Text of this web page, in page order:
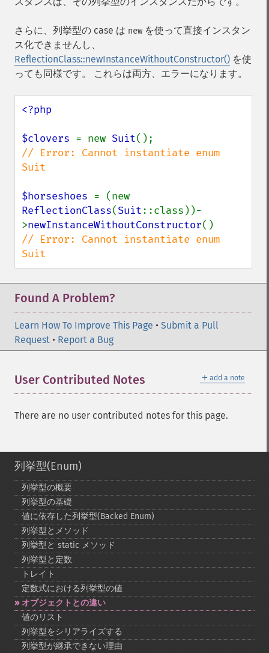
さらに、列挙型の case は new を使って直接インスタン
ス化できませんし、
ReflectionClass::newInstanceWithoutConstructor() を使
っても同様です。 これらは両方、エラーになります。
<?php
$clovers = new Suit
// Error: Cannot instantiate enum
Suit
$horseshoes
ReflectionClass(Suit::class))-
>newInstanceWithoutConstructor
// Error: Cannot instantiate enum
Suit
Found A Problem?
Learn How To Improve This Page • Submit a Pull
Request • Report a Bug
＋ add a note
User Contributed Notes
There are no user contributed notes for this page.
列挙型(Enum)
列挙型の概要
列挙型の基礎
値に依存した列挙型(Backed Enum)
列挙型とメソッド
列挙型と static メソッド
列挙型と定数
トレイト
定数式における列挙型の値
オブジェクトとの違い
値のリスト
列挙型をシリアライズする
列挙型が継承できない理由